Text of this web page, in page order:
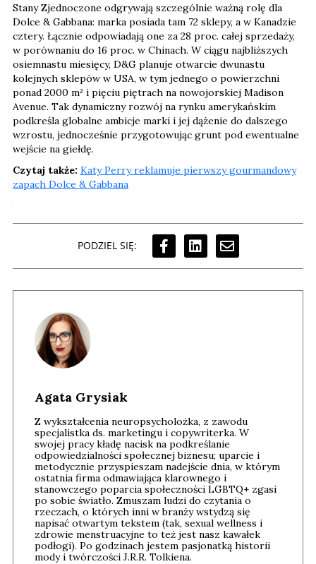
Stany Zjednoczone odgrywają szczególnie ważną rolę dla
Dolce & Gabbana: marka posiada tam 72 sklepy, a w Kanadzie
cztery. Łącznie odpowiadają one za 28 proc. całej sprzedaży,
w porównaniu do 16 proc. w Chinach. W ciągu najbliższych
osiemnastu miesięcy, D&G planuje otwarcie dwunastu
kolejnych sklepów w USA, w tym jednego o powierzchni
ponad 2000 m² i pięciu piętrach na nowojorskiej Madison
Avenue. Tak dynamiczny rozwój na rynku amerykańskim
podkreśla globalne ambicje marki i jej dążenie do dalszego
wzrostu, jednocześnie przygotowując grunt pod ewentualne
wejście na giełdę.
Czytaj także: Katy Perry reklamuje pierwszy gourmandowy
zapach Dolce & Gabbana
PODZIEL SIĘ:
Agata Grysiak
Z wykształcenia neuropsycholożka, z zawodu
specjalistka ds. marketingu i copywriterka. W
swojej pracy kładę nacisk na podkreślanie
odpowiedzialności społecznej biznesu; uparcie i
metodycznie przyspieszam nadejście dnia, w którym
ostatnia firma odmawiająca klarownego i
stanowczego poparcia społeczności LGBTQ+ zgasi
po sobie światło. Zmuszam ludzi do czytania o
rzeczach, o których inni w branży wstydzą się
napisać otwartym tekstem (tak, sexual wellness i
zdrowie menstruacyjne to też jest nasz kawałek
podłogi). Po godzinach jestem pasjonatką historii
mody i twórczości J.R.R. Tolkiena.